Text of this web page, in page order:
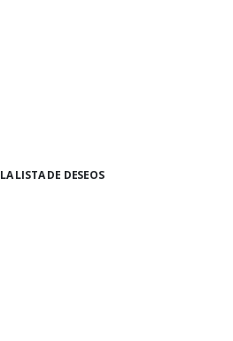
LISTA DE DESEOS